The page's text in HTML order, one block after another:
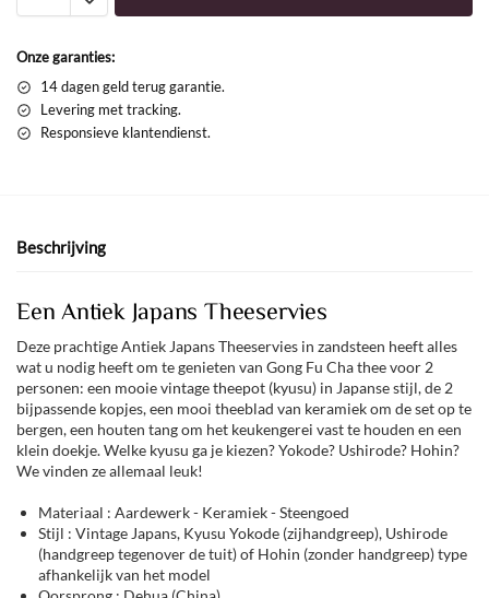
Onze garanties:
14 dagen geld terug garantie.
Levering met tracking.
Responsieve klantendienst.
Beschrijving
Een Antiek Japans Theeservies
Deze prachtige Antiek Japans Theeservies in zandsteen heeft alles
wat u nodig heeft om te genieten van Gong Fu Cha thee voor 2
personen: een mooie vintage theepot (kyusu) in Japanse stijl, de 2
bijpassende kopjes, een mooi theeblad van keramiek om de set op te
bergen, een houten tang om het keukengerei vast te houden en een
klein doekje. Welke kyusu ga je kiezen? Yokode? Ushirode? Hohin?
We vinden ze allemaal leuk!
Materiaal : Aardewerk - Keramiek - Steengoed
Stijl : Vintage Japans, Kyusu Yokode (zijhandgreep), Ushirode
(handgreep tegenover de tuit) of Hohin (zonder handgreep) type
afhankelijk van het model